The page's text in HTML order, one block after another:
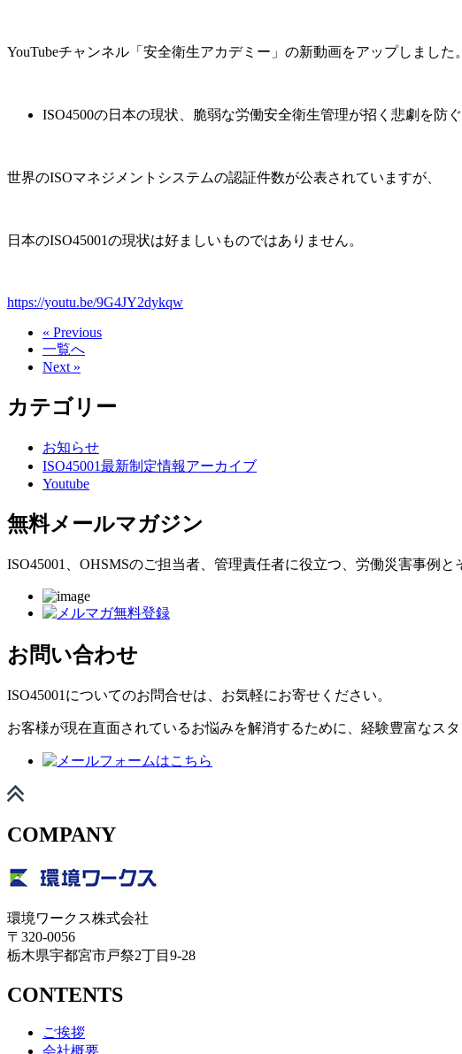
YouTubeチャンネル「安全衛生アカデミー」の新動画をアップしました。
ISO4500の日本の現状、脆弱な労働安全衛生管理が招く悲劇を防
世界のISOマネジメントシステムの認証件数が公表されていますが、
日本のISO45001の現状は好ましいものではありません。
https://youtu.be/9G4JY2dykqw
« Previous
一覧へ
Next »
カテゴリー
お知らせ
ISO45001最新制定情報アーカイブ
Youtube
無料メールマガジン
ISO45001、OHSMSのご担当者、管理責任者に役立つ、労働災害事例
お問い合わせ
ISO45001についてのお問合せは、お気軽にお寄せください。
お客様が現在直面されているお悩みを解消するために、経験豊富なス
COMPANY
環境ワークス株式会社
〒320-0056
栃木県宇都宮市戸祭2丁目9-28
CONTENTS
ご挨拶